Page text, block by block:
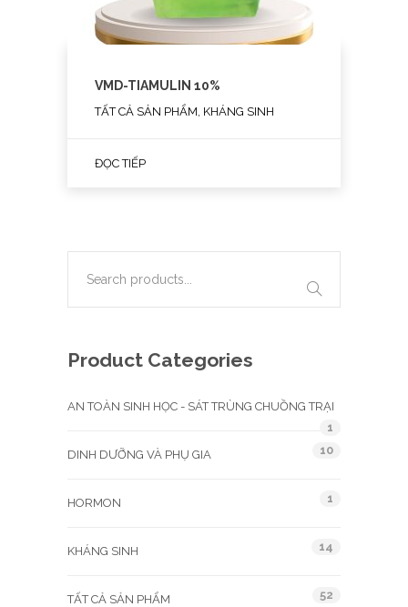
VMD-TIAMULIN 10%
TẤT CẢ SẢN PHẨM, KHÁNG SINH
ĐỌC TIẾP
Product Categories
AN TOÀN SINH HỌC - SÁT TRÙNG CHUỒNG TRẠI
1
DINH DƯỠNG VÀ PHỤ GIA
10
HORMON 1
KHÁNG SINH 14
TẤT CẢ SẢN PHẨM 52